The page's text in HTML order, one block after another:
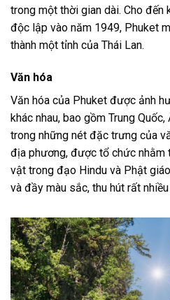
trong một thời gian dài. Cho đến
độc lập vào năm 1949, Phuket
thành một tỉnh của Thái Lan.
Văn hóa
Văn hóa của Phuket được ảnh
khác nhau, bao gồm Trung
trong những nét đặc trưng của
địa phương, được tổ chức nhằm
vật trong đạo Hindu và Phật
và đầy màu sắc, thu hút rất